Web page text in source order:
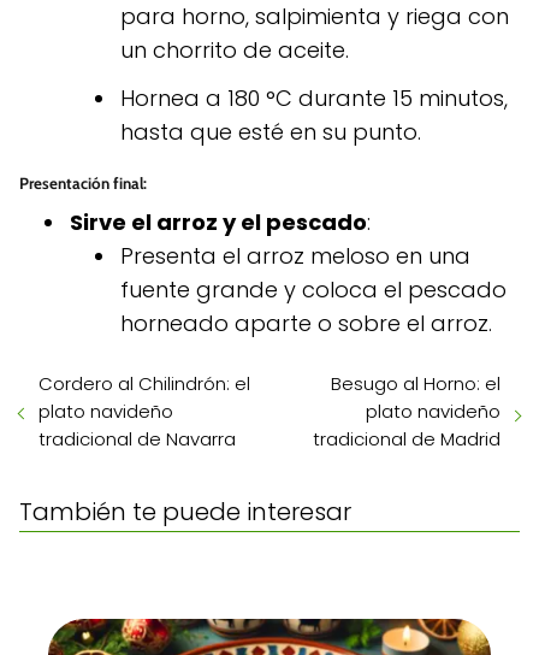
para horno, salpimienta y riega con
un chorrito de aceite.
Hornea a 180 °C durante 15 minutos,
hasta que esté en su punto.
Presentación final:
Sirve el arroz y el pescado:
Presenta el arroz meloso en una
fuente grande y coloca el pescado
horneado aparte o sobre el arroz.
Cordero al Chilindrón: el
plato navideño
tradicional de Navarra
Besugo al Horno: el
plato navideño
tradicional de Madrid
También te puede interesar